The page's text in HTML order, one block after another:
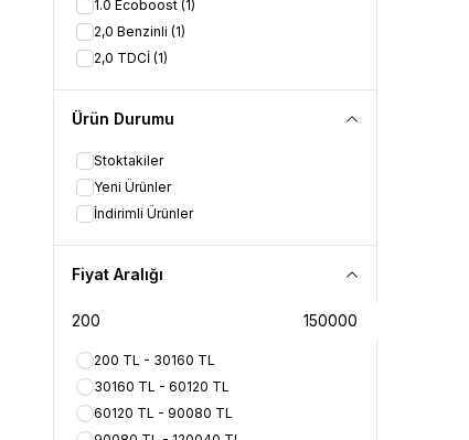
1.0 Ecoboost (1)
2,0 Benzinli (1)
2,0 TDCİ (1)
Ürün Durumu
Stoktakiler
Yeni Ürünler
İndirimli Ürünler
Fiyat Aralığı
200 TL - 30160 TL
30160 TL - 60120 TL
60120 TL - 90080 TL